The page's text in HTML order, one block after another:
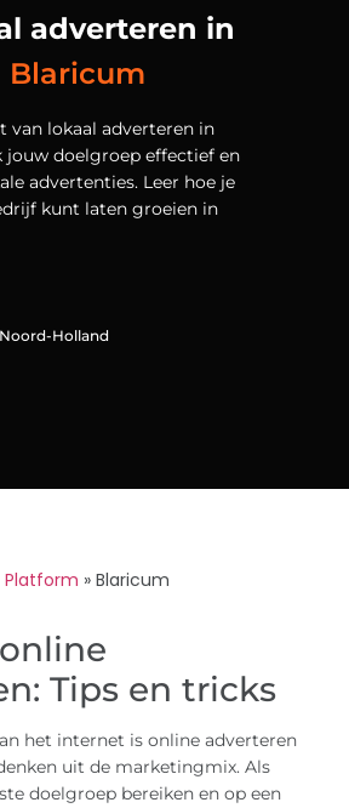
adverteren in
Blaricum
van lokaal adverteren in
jouw doelgroep effectief en
advertenties. Leer hoe je
kunt laten groeien in
Noord-Holland
Platform »Blaricum
Tips en tricks
het internet is online adverteren
uit de marketingmix. Als
doelgroep bereiken en op een